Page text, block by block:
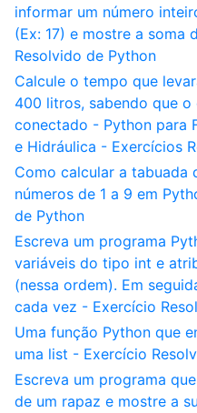
informar um número
(Ex: 17) e mostre a soma
Resolvido de Python
Calcule o tempo que
400 litros, sabendo que
conectado - Python para
e Hidráulica - Exercícios
Como calcular a tabuada
números de 1 a 9 em
de Python
Escreva um programa
variáveis do tipo int e
(nessa ordem). Em
cada vez - Exercício
Uma função Python que
uma list - Exercício
Escreva um programa
de um rapaz e mostre a